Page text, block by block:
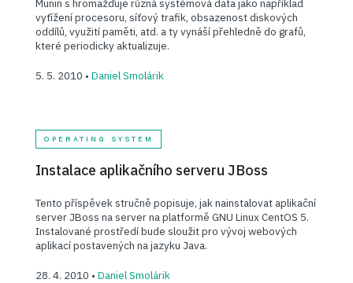
Munin s hromažďuje různá systémová data jako například
vyťížení procesoru, síťový trafik, obsazenost diskových
oddílů, využití paměti, atd. a ty vynáší přehledně do grafů,
které periodicky aktualizuje.
5. 5. 2010 • Daniel Smolárik
OPERATING SYSTEM
Instalace aplikačního serveru JBoss
Tento příspěvek stručně popisuje, jak nainstalovat aplikační
server JBoss na server na platformě GNU Linux CentOS 5.
Instalované prostředí bude sloužit pro vývoj webových
aplikací postavených na jazyku Java.
28. 4. 2010 • Daniel Smolárik